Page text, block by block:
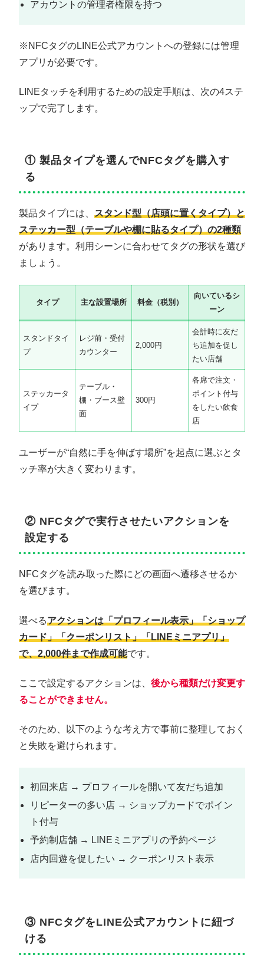
アカウントの管理者権限を持つ
※NFCタグのLINE公式アカウントへの登録には管理
アプリが必要です。
LINEタッチを利用するための設定手順は、次の4ステ
ップで完了します。
① 製品タイプを選んでNFCタグを購入す
る
製品タイプには、 スタンド型（店頭に置くタイプ）と
ステッカー型（テーブルや棚に貼るタイプ）の2種類
があります。利用シーンに合わせてタグの形状を選び
ましょう。
タイプ 主な設置場所 料金（税別）
向いているシ
ーン
スタンドタイ
プ
レジ前・受付
カウンター
2,000円
会計時に友だ
ち追加を促し
たい店舗
ステッカータ
イプ
テーブル・
棚・ブース壁
面
300円
各席で注文・
ポイント付与
をしたい飲食
店
ユーザーが“自然に手を伸ばす場所”を起点に選ぶとタ
ッチ率が大きく変わります。
② NFCタグで実行させたいアクションを
設定する
NFCタグを読み取った際にどの画面へ遷移させるか
を選びます。
選べるアクションは「プロフィール表示」「ショップ
カード」「クーポンリスト」「LINEミニアプリ」
で、2,000件まで作成可能です。
ここで設定するアクションは、 後から種類だけ変更す
ることができません。
そのため、以下のような考え方で事前に整理しておく
と失敗を避けられます。
初回来店 → プロフィールを開いて友だち追加
リピーターの多い店 → ショップカードでポイン
ト付与
予約制店舗 → LINEミニアプリの予約ページ
店内回遊を促したい → クーポンリスト表示
③ NFCタグをLINE公式アカウントに紐づ
ける